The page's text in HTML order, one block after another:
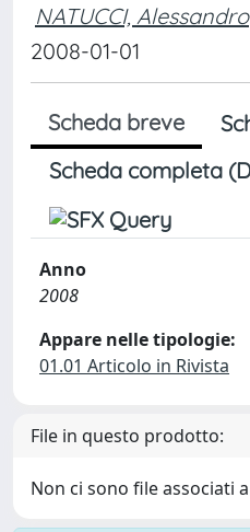
NATUCCI, Alessandro
2008-01-01
Scheda breve
Scheda completa
Anno
2008
Appare nelle tipologie:
01.01 Articolo in Rivista
File in questo prodotto:
Non ci sono file associati